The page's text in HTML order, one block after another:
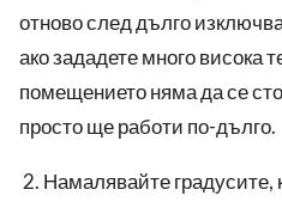
отново след дълго
ако зададете много висока
помещението няма да се
просто ще работи по-дълго.
Намалявайте градусите,